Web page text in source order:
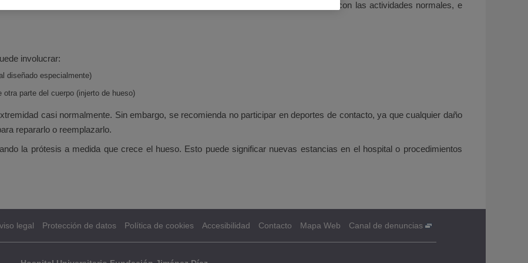
se desarrolle. Las prótesis pueden funcionar muy bien y pueden permitir continuar con las actividades normales, e
involucrar:
diseñado especialmente)
parte del cuerpo (injerto de hueso)
casi normalmente. Sin embargo, se recomienda no participar en deportes de contacto, ya que cualquier daño
repararlo o reemplazarlo.
la prótesis a medida que crece el hueso. Esto puede significar nuevas estancias en el hospital o procedimientos
legal Protección de datos Política de cookies Accesibilidad Contacto Mapa Web Canal de denuncias